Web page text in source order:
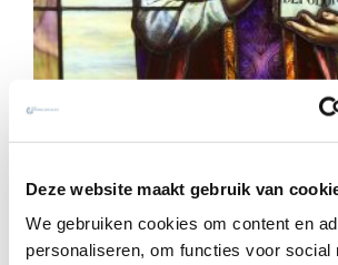
Deze website maakt gebruik van
We gebruiken cookies om content en
personaliseren, om functies voor social
Wie was Ignatius van